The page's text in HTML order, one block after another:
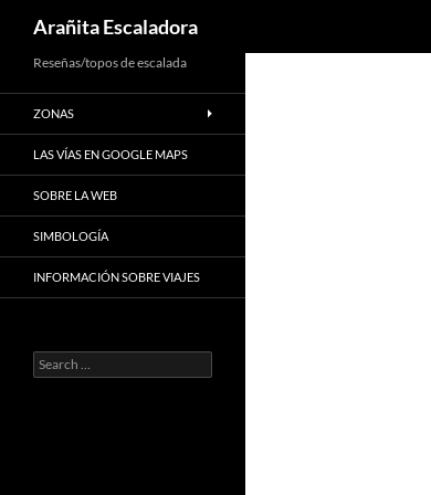
to
content
Arañita Escaladora
Reseñas/topos de escalada
ZONAS
LAS VÍAS EN GOOGLE MAPS
SOBRE LA WEB
SIMBOLOGÍA
INFORMACIÓN SOBRE VIAJES
Search
for: